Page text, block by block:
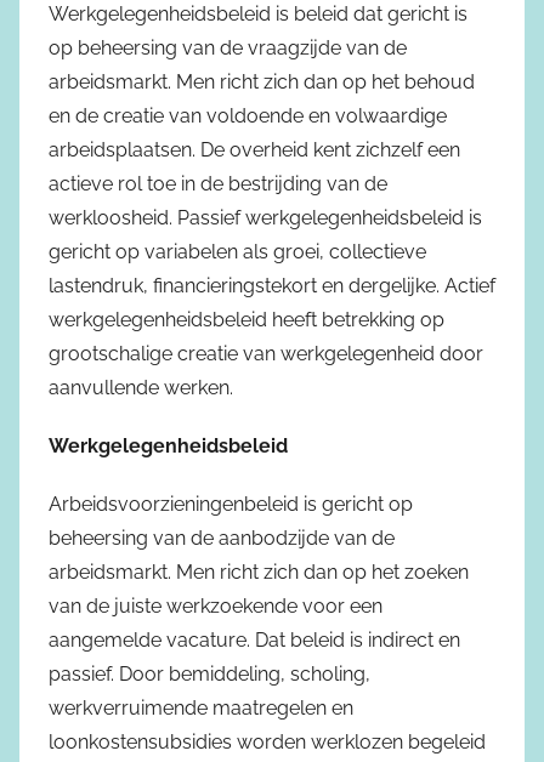
Werkgelegenheidsbeleid is beleid dat gericht is
op beheersing van de vraagzijde van de
arbeidsmarkt. Men richt zich dan op het behoud
en de creatie van voldoende en volwaardige
arbeidsplaatsen. De overheid kent zichzelf een
actieve rol toe in de bestrijding van de
werkloosheid. Passief werkgelegenheidsbeleid is
gericht op variabelen als groei, collectieve
lastendruk, financieringstekort en dergelijke. Actief
werkgelegenheidsbeleid heeft betrekking op
grootschalige creatie van werkgelegenheid door
aanvullende werken.
Werkgelegenheidsbeleid
Arbeidsvoorzieningenbeleid is gericht op
beheersing van de aanbodzijde van de
arbeidsmarkt. Men richt zich dan op het zoeken
van de juiste werkzoekende voor een
aangemelde vacature. Dat beleid is indirect en
passief. Door bemiddeling, scholing,
werkverruimende maatregelen en
loonkostensubsidies worden werklozen begeleid